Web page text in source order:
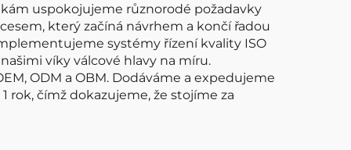
uspokojujeme různorodé požadavky
který začíná návrhem a končí řadou
systémy řízení kvality ISO
víky válcové hlavy na míru.
ODM a OBM. Dodáváme a expedujeme
rok, čímž dokazujeme, že stojíme za